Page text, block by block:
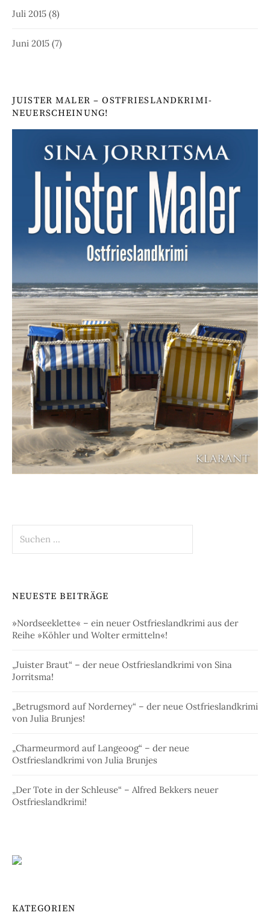
Juli 2015 (8)
Juni 2015 (7)
JUISTER MALER – OSTFRIESLANDKRIMI-
NEUERSCHEINUNG!
nach:
NEUESTE BEITRÄGE
»Nordseeklette« – ein neuer Ostfrieslandkrimi aus der
Reihe »Köhler und Wolter ermitteln«!
„Juister Braut“ – der neue Ostfrieslandkrimi von Sina
Jorritsma!
„Betrugsmord auf Norderney“ – der neue Ostfrieslandkrimi
von Julia Brunjes!
„Charmeurmord auf Langeoog“ – der neue
Ostfrieslandkrimi von Julia Brunjes
„Der Tote in der Schleuse“ – Alfred Bekkers neuer
Ostfrieslandkrimi!
KATEGORIEN